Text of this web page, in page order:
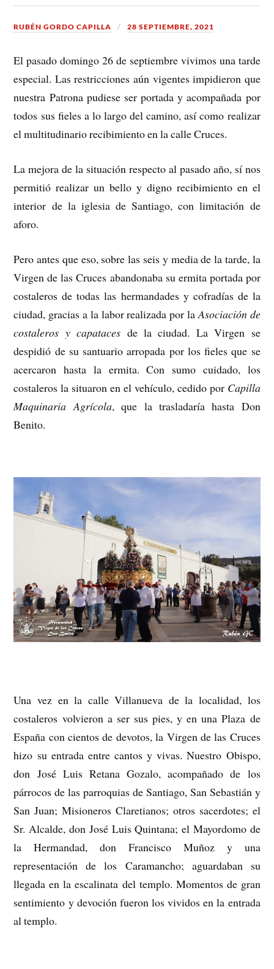
RUBÉN GORDO CAPILLA 28 SEPTIEMBRE, 2021
El pasado domingo 26 de septiembre vivimos una tarde
especial. Las restricciones aún vigentes impidieron que
nuestra Patrona pudiese ser portada y acompañada por
todos sus fieles a lo largo del camino, así como realizar
el multitudinario recibimiento en la calle Cruces.
La mejora de la situación respecto al pasado año, sí nos
permitió realizar un bello y digno recibimiento en el
interior de la iglesia de Santiago, con limitación de
aforo.
Pero antes que eso, sobre las seis y media de la tarde, la
Virgen de las Cruces abandonaba su ermita portada por
costaleros de todas las hermandades y cofradías de la
ciudad, gracias a la labor realizada por laAsociación de
costaleros y capataces de la ciudad. La Virgen se
despidió de su santuario arropada por los fieles que se
acercaron hasta la ermita. Con sumo cuidado, los
costaleros la situaron en el vehículo, cedido por Capilla
Maquinaria Agrícola, que la trasladaría hasta Don
Benito.
Una vez en la calle Villanueva de la localidad, los
costaleros volvieron a ser sus pies, y en una Plaza de
España con cientos de devotos, la Virgen de las Cruces
hizo su entrada entre cantos y vivas. Nuestro Obispo,
don José Luis Retana Gozalo, acompañado de los
párrocos de las parroquias de Santiago, San Sebastián y
San Juan; Misioneros Claretianos; otros sacerdotes; el
Sr. Alcalde, don José Luis Quintana; el Mayordomo de
la Hermandad, don Francisco Muñoz y una
representación de los Caramancho; aguardaban su
llegada en la escalinata del templo. Momentos de gran
sentimiento y devoción fueron los vividos en la entrada
al templo.